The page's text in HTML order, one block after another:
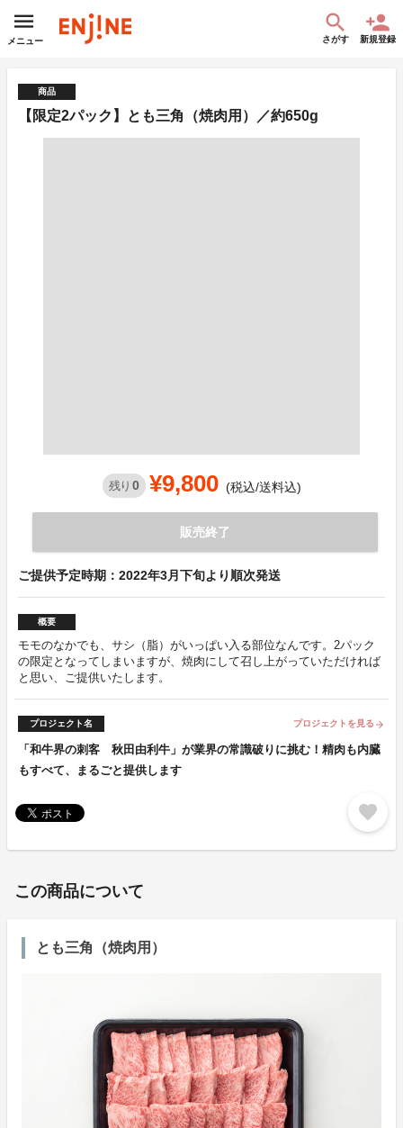
メニュー さがす 新規登録
商品
【限定2パック】とも三角（焼肉用）／約650g
残り 0 ¥9,800 (税込/送料込)
販売終了
ご提供予定時期：2022年3月下旬より順次発送
概要
モモのなかでも、サシ（脂）がいっぱい入る部位なんです。2パック
の限定となってしまいますが、焼肉にして召し上がっていただければ
と思い、ご提供いたします。
プロジェクト名 プロジェクトを見る arrow_forward
「和牛界の刺客 秋田由利牛」が業界の常識破りに挑む！精肉も内臓
もすべて、まるごと提供します
favorite
この商品について
とも三角（焼肉用）